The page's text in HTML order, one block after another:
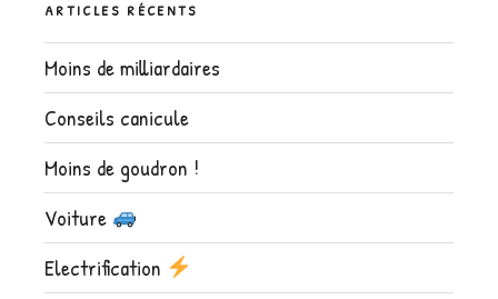
ARTICLES RÉCENTS
Moins de milliardaires
Conseils canicule
Moins de goudron !
Voiture
Electrification